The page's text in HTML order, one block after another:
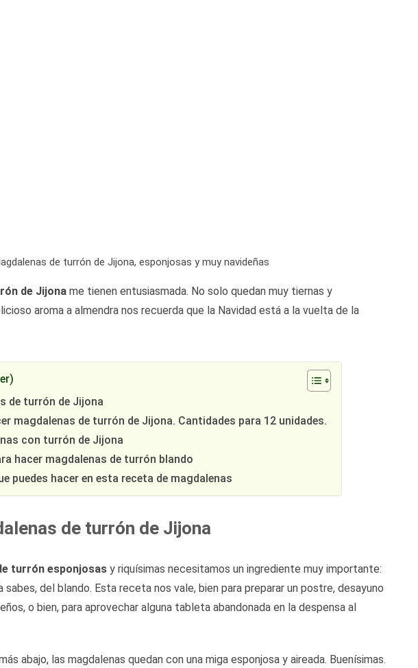
de turrón de Jijona, esponjosas y muy navideñas
de Jijona me tienen entusiasmada. No solo quedan muy tiernas y
aroma a almendra nos recuerda que la Navidad está a la vuelta de la
de turrón de Jijona
magdalenas de turrón de Jijona. Cantidades para 12 unidades.
con turrón de Jijona
hacer magdalenas de turrón blando
puedes hacer en esta receta de magdalenas
de turrón de Jijona
turrón esponjosas y riquísimas necesitamos un ingrediente muy importante:
sabes, del blando. Esta receta nos vale, bien para preparar un postre, desayuno
o bien, para aprovechar alguna tableta abandonada en la despensa al
abajo, las magdalenas quedan con una miga esponjosa y aireada. Buenísimas.